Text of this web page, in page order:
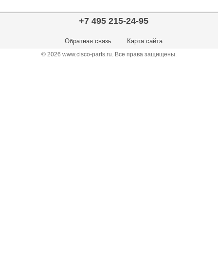
+7 495 215-24-95
Обратная связь Карта сайта
© 2026 www.cisco-parts.ru. Все права защищены.